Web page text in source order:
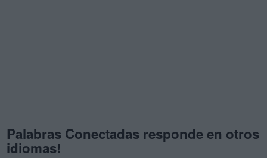
Palabras Conectadas responde en otros
idiomas!